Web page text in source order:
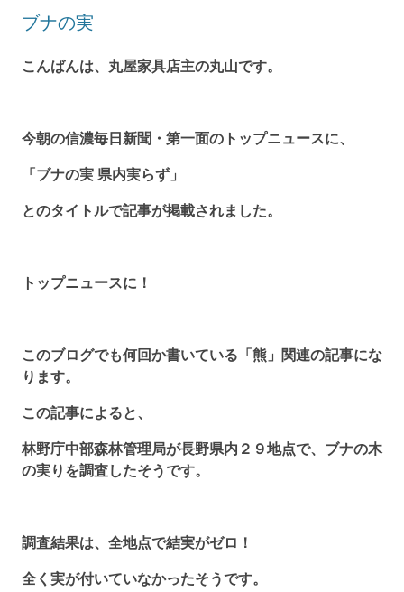
ブナの実
こんばんは、丸屋家具店主の丸山です。
今朝の信濃毎日新聞・第一面のトップニュースに、
「ブナの実 県内実らず」
とのタイトルで記事が掲載されました。
トップニュースに！
このブログでも何回か書いている「熊」関連の記事にな
ります。
この記事によると、
林野庁中部森林管理局が長野県内２９地点で、ブナの木
の実りを調査したそうです。
調査結果は、全地点で結実がゼロ！
全く実が付いていなかったそうです。